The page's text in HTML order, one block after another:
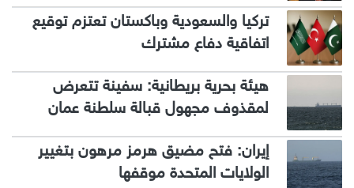
تركيا والسعودية وباكستان تعتزم توقيع
اتفاقية دفاع مشترك
هيئة بحرية بريطانية: سفينة تتعرض
لمقذوف مجهول قبالة سلطنة عمان
إيران: فتح مضيق هرمز مرهون بتغيير
الولايات المتحدة موقفها